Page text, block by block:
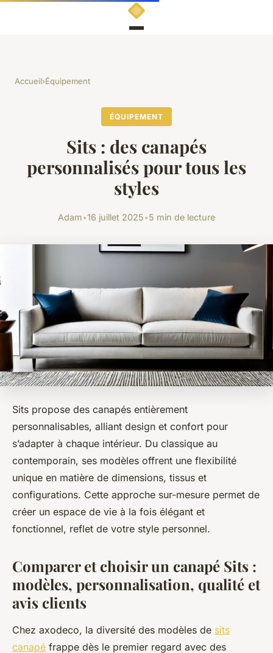
Accueil›Équipement
ÉQUIPEMENT
Sits : des canapés
personnalisés pour tous les
styles
Adam•16 juillet 2025•5 min de lecture
Sits propose des canapés entièrement
personnalisables, alliant design et confort pour
s’adapter à chaque intérieur. Du classique au
contemporain, ses modèles offrent une flexibilité
unique en matière de dimensions, tissus et
configurations. Cette approche sur-mesure permet de
créer un espace de vie à la fois élégant et
fonctionnel, reflet de votre style personnel.
Comparer et choisir un canapé Sits :
modèles, personnalisation, qualité et
avis clients
Chez axodeco, la diversité des modèles de sits
canapé frappe dès le premier regard avec des